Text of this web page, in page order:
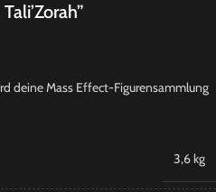
deine Mass Effect-Figurensammlung
3,6 kg